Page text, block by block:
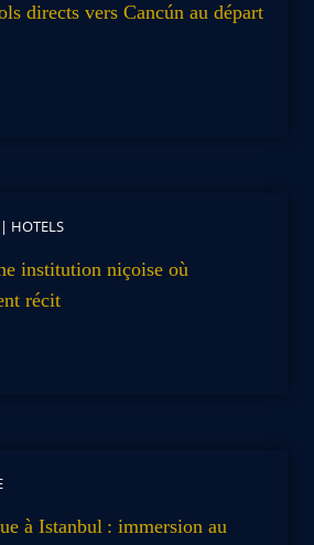
directs vers Cancún au départ
| HOTELS
institution niçoise où
récit
à Istanbul : immersion au